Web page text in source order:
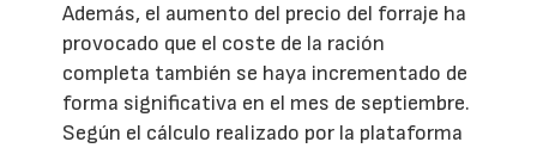
Además, el aumento del precio del forraje ha
provocado que el coste de la ración
completa también se haya incrementado de
forma significativa en el mes de septiembre.
Según el cálculo realizado por la plataforma